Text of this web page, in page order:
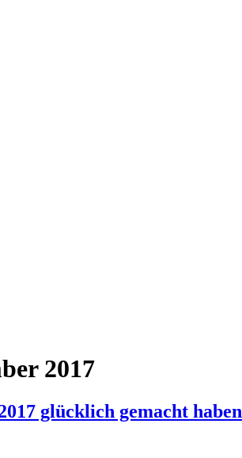
2017
glücklich gemacht haben